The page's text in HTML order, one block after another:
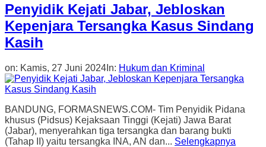
Penyidik Kejati Jabar, Jebloskan
Kepenjara Tersangka Kasus Sindang
Kasih
on: Kamis, 27 Juni 2024 In: Hukum dan Kriminal
BANDUNG, FORMASNEWS.COM- Tim Penyidik Pidana
khusus (Pidsus) Kejaksaan Tinggi (Kejati) Jawa Barat
(Jabar), menyerahkan tiga tersangka dan barang bukti
(Tahap II) yaitu tersangka INA, AN dan... Selengkapnya